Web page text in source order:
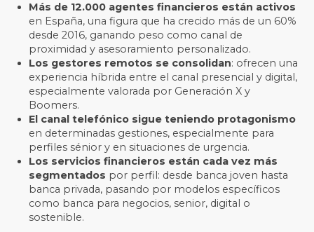
Más de 12.000 agentes financieros están activos
en España, una figura que ha crecido más de un 60%
desde 2016, ganando peso como canal de
proximidad y asesoramiento personalizado.
Los gestores remotos se consolidan: ofrecen una
experiencia híbrida entre el canal presencial y digital,
especialmente valorada por Generación X y
Boomers.
El canal telefónico sigue teniendo protagonismo
en determinadas gestiones, especialmente para
perfiles sénior y en situaciones de urgencia.
Los servicios financieros están cada vez más
segmentados por perfil: desde banca joven hasta
banca privada, pasando por modelos específicos
como banca para negocios, senior, digital o
sostenible.